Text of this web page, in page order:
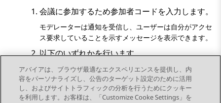
会議に参加するため参加者コードを入力します。
モデレーターは通知を受信し、ユーザーは自分がアクセ
ス要求していることを示すメッセージを表示できます。
以下のいずれかを行います。
モデレーターからの会議参加許可を待ちます。
通話の終了：会議に参加せず通話を切断します。
アバイアは、ブラウザ最適なエクスペリエンスを提供し、内
容をパーソナライズし、公告のターゲット設定のために活用
し、およびサイトトラフィックの分析を行うためにクッキー
を利用します。お客様は、「Customize Cooke Settings」を